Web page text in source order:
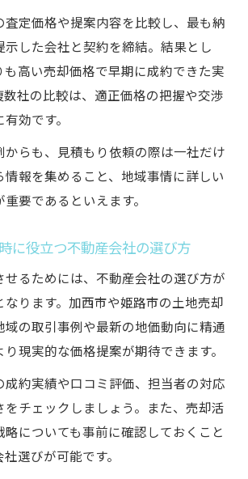
査定価格や提案内容を比較し、最も納
示した会社と契約を締結。結果とし
も高い売却価格で早期に成約できた実
数社の比較は、適正価格の把握や交渉
効です。
からも、見積もり依頼の際は一社だけ
情報を集めること、地域事情に詳しい
要であるといえます。
に役立つ不動産会社の選び方
せるためには、不動産会社の選び方が
なります。加西市や姫路市の土地売却
域の取引事例や最新の地価動向に精通
現実的な価格提案が期待できます。
成約実績や口コミ評価、担当者の対応
をチェックしましょう。また、売却活
についても事前に確認しておくこと
選びが可能です。